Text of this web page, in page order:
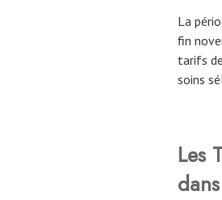
La
fin
tarifs
soins
Les